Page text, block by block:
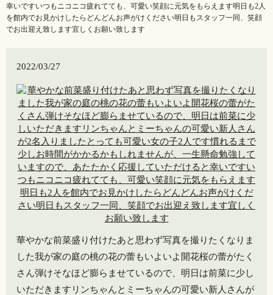
幸いですいつもニコニコ️疲れてても、可愛い笑顔に元気をもらえます明日も2人
を館内でお見かけしたらどんどんお声がけください明日もスタッフ一同、笑顔
でお出迎え致します宜しくお願い致します️
2022/03/27
華やかな前菜盛り付けたあと思わず写真を撮りたくなりま
した️我が家の庭の桃の花の蕾もいよいよ開花桜の蕾がたく
さん弾けそなほど膨らませているので、明日は前菜に少し
いただきますリンちゃんとミーちゃんの可愛い新人さんが